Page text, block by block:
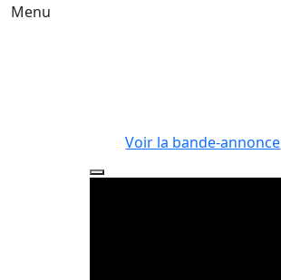
Menu
Voir la bande-annonce